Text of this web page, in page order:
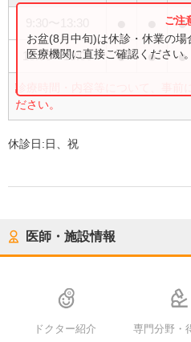
●
15:00〜19:00 ● ● ●
診療時間・内容等について、事前
ださい。
お盆(8月中旬)は休診・休業の
医療機関に直接ご確認ください。
休診日:日、祝
医師・施設情報
ドクター紹介 専門分野・